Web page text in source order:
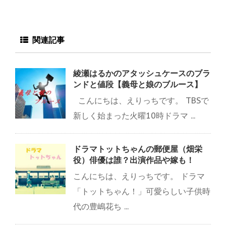
関連記事
綾瀬はるかのアタッシュケースのブラ
ンドと値段【義母と娘のブルース】
こんにちは、えりっちです。 TBSで
新しく始まった火曜10時ドラマ ...
ドラマトットちゃんの郵便屋（畑栄
役）俳優は誰？出演作品や嫁も！
こんにちは、えりっちです。 ドラマ
「トットちゃん！」可愛らしい子供時
代の豊嶋花ち ...